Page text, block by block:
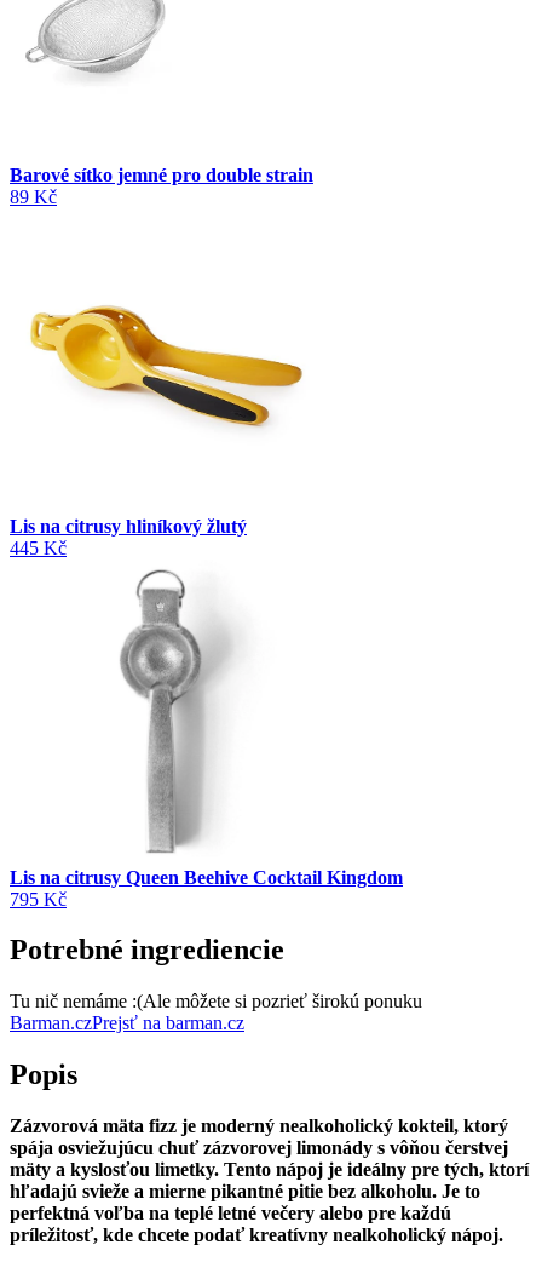
Barové sítko jemné pro double strain
89 Kč
Lis na citrusy hliníkový žlutý
445 Kč
Lis na citrusy Queen Beehive Cocktail Kingdom
795 Kč
Potrebné ingrediencie
Tu nič nemáme :(Ale môžete si pozrieť širokú ponuku
Barman.czPrejsť na barman.cz
Popis
Zázvorová mäta fizz je moderný nealkoholický kokteil, ktorý
spája osviežujúcu chuť zázvorovej limonády s vôňou čerstvej
mäty a kyslosťou limetky. Tento nápoj je ideálny pre tých, ktorí
hľadajú svieže a mierne pikantné pitie bez alkoholu. Je to
perfektná voľba na teplé letné večery alebo pre každú
príležitosť, kde chcete podať kreatívny nealkoholický nápoj.